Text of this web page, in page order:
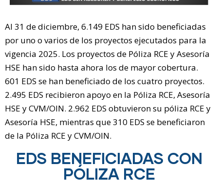
Al 31 de diciembre, 6.149 EDS han sido beneficiadas
por uno o varios de los proyectos ejecutados para la
vigencia 2025. Los proyectos de Póliza RCE y Asesoría
HSE han sido hasta ahora los de mayor cobertura.
601 EDS se han beneficiado de los cuatro proyectos.
2.495 EDS recibieron apoyo en la Póliza RCE, Asesoría
HSE y CVM/OIN. 2.962 EDS obtuvieron su póliza RCE y
Asesoría HSE, mientras que 310 EDS se beneficiaron
de la Póliza RCE y CVM/OIN.
EDS BENEFICIADAS CON
PÓLIZA RCE